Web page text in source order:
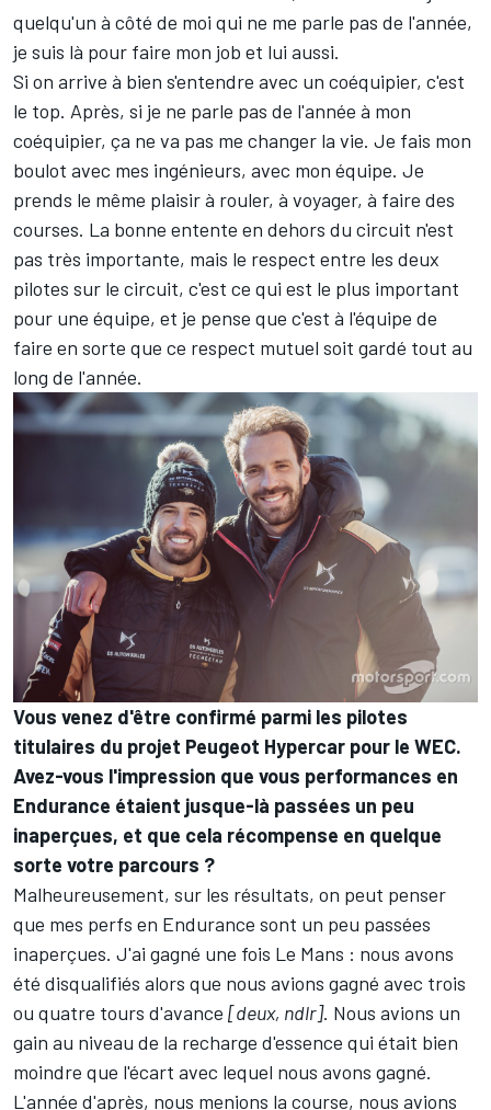
quelqu'un à côté de moi qui ne me parle pas de l'année,
je suis là pour faire mon job et lui aussi.
Si on arrive à bien s'entendre avec un coéquipier, c'est
le top. Après, si je ne parle pas de l'année à mon
coéquipier, ça ne va pas me changer la vie. Je fais mon
boulot avec mes ingénieurs, avec mon équipe. Je
prends le même plaisir à rouler, à voyager, à faire des
courses. La bonne entente en dehors du circuit n'est
pas très importante, mais le respect entre les deux
pilotes sur le circuit, c'est ce qui est le plus important
pour une équipe, et je pense que c'est à l'équipe de
faire en sorte que ce respect mutuel soit gardé tout au
long de l'année.
Vous venez d'être confirmé parmi les pilotes
titulaires du projet Peugeot Hypercar pour le WEC.
Avez-vous l'impression que vous performances en
Endurance étaient jusque-là passées un peu
inaperçues, et que cela récompense en quelque
sorte votre parcours ?
Malheureusement, sur les résultats, on peut penser
que mes perfs en Endurance sont un peu passées
inaperçues. J'ai gagné une fois Le Mans : nous avons
été disqualifiés alors que nous avions gagné avec trois
ou quatre tours d'avance [deux, ndlr]. Nous avions un
gain au niveau de la recharge d'essence qui était bien
moindre que l'écart avec lequel nous avons gagné.
L'année d'après, nous menions la course, nous avions